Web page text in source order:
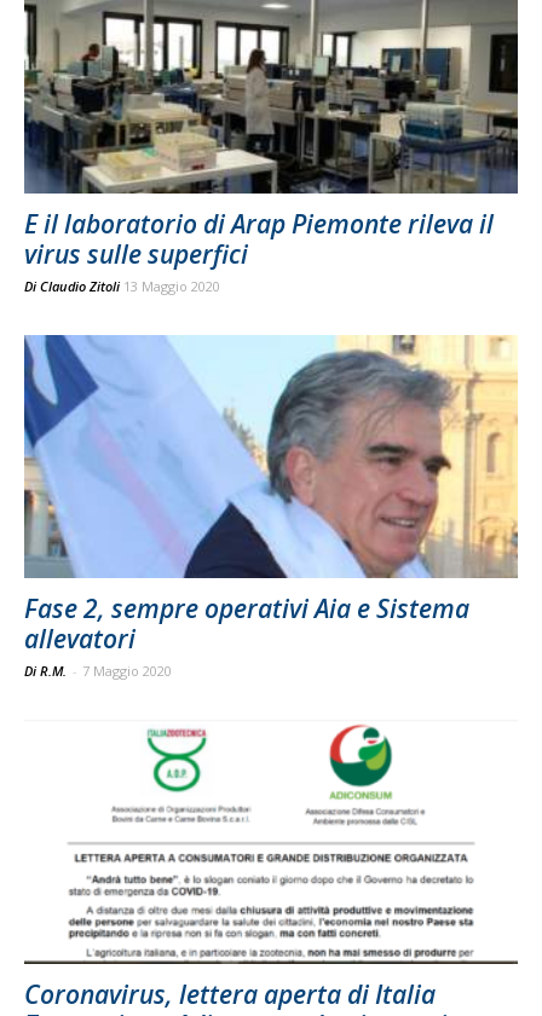
E il laboratorio di Arap Piemonte rileva il
virus sulle superfici
Di Claudio Zitoli 13 Maggio 2020
Fase 2, sempre operativi Aia e Sistema
allevatori
Di R.M. - 7 Maggio 2020
Coronavirus, lettera aperta di Italia